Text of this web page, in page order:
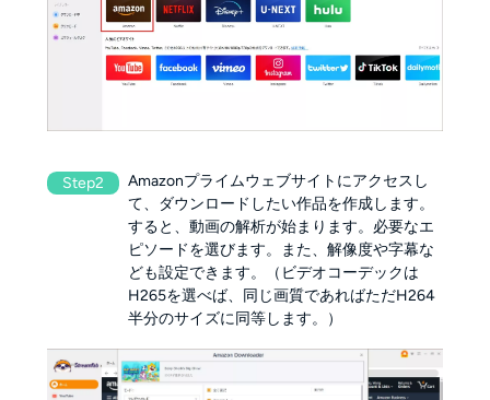
Step2
Amazonプライムウェブサイトにアクセスし
て、ダウンロードしたい作品を作成します。
すると、動画の解析が始まります。必要なエ
ピソードを選びます。また、解像度や字幕な
ども設定できます。（ビデオコーデックは
H265を選べば、同じ画質であればただH264
半分のサイズに同等します。）